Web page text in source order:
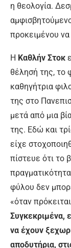
η θεολογία.
προκειμένου
Η Καθλήν Στοκ
θέλησή της, το
καθηγήτρια
της στο
μετά από μια
της. Εδώ και
είχε
πίστευε ότι το
φύλου δεν
«όταν
Συγκεκριμένα,
να έχουν
αποδυτήρια,